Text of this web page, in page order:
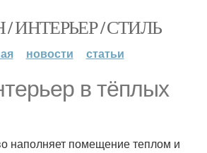
ИНТЕРЬЕР / СТИЛЬ
новости статьи
в тёплых
наполняет помещение теплом и